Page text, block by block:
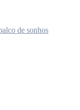
de sonhos